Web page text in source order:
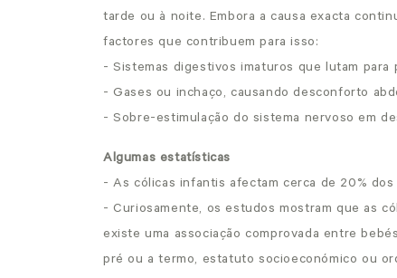
tarde ou à noite. Embora a causa exacta
factores que contribuem para isso:
- Sistemas digestivos imaturos que lutam
- Gases ou inchaço, causando desconforto
- Sobre-estimulação do sistema nervoso em
Algumas estatísticas
- As cólicas infantis afectam cerca de 20%
- Curiosamente, os estudos mostram que as
existe uma associação comprovada entre
pré ou a termo, estatuto socioeconómico ou